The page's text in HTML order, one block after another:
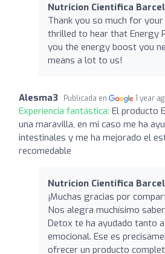
Nutricion Cientifica
Thank you so much for
thrilled to hear that Energy
you the energy boost you
means a lot to us!
Alesma3 Publicada en 1 year
Experiencia fantástica: El producto
una maravilla, en mi caso me ha
intestinales y me ha mejorado el
recomedable
Nutricion Cientifica
¡Muchas gracias por
Nos alegra muchísimo
Detox te ha ayudado tanto
emocional. Ese es
ofrecer un producto